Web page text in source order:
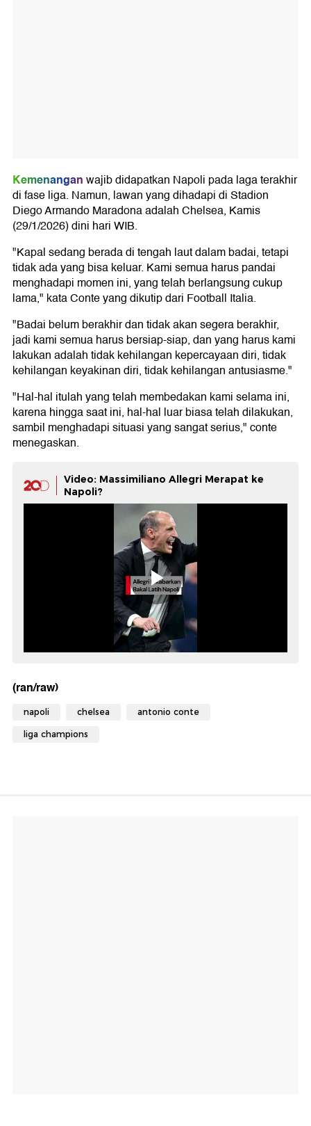
Kemenanganwajib didapatkan Napoli pada laga terakhir
di fase liga. Namun, lawan yang dihadapi di Stadion
Diego Armando Maradona adalah Chelsea, Kamis
(29/1/2026) dini hari WIB.
"Kapal sedang berada di tengah laut dalam badai, tetapi
tidak ada yang bisa keluar. Kami semua harus pandai
menghadapi momen ini, yang telah berlangsung cukup
lama," kata Conte yang dikutip dari Football Italia.
"Badai belum berakhir dan tidak akan segera berakhir,
jadi kami semua harus bersiap-siap, dan yang harus kami
lakukan adalah tidak kehilangan kepercayaan diri, tidak
kehilangan keyakinan diri, tidak kehilangan antusiasme."
"Hal-hal itulah yang telah membedakan kami selama ini,
karena hingga saat ini, hal-hal luar biasa telah dilakukan,
sambil menghadapi situasi yang sangat serius," conte
menegaskan.
Video: Massimiliano Allegri Merapat ke
Napoli?
(ran/raw)
napoli chelsea antonio conte
liga champions